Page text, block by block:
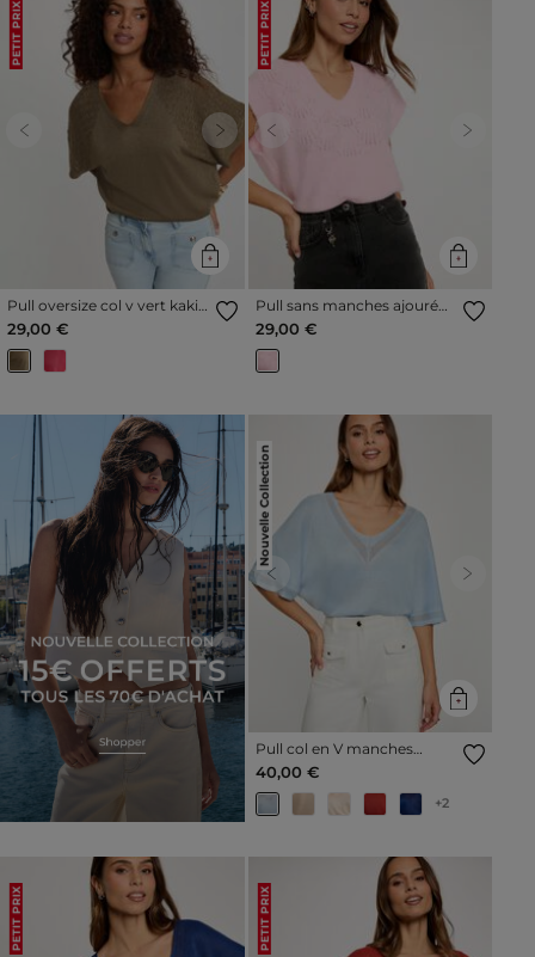
PETIT PRIX
Previous Next
Pull oversize col v vert kaki
femme
29,00 €
PETIT PRIX
Previous Next
Pull sans manches ajouré
rose femme
29,00 €
Nouvelle Collection
Previous Next
Pull col en V manches
courtes bleu ciel femme
40,00 €
+2
PETIT PRIX PETIT PRIX